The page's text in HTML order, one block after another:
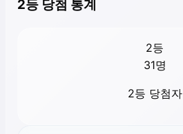
2등 당첨 통계
2등
31명
2등 당첨자